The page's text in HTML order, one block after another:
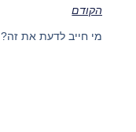
הקודם
מי חייב לדעת את זה?